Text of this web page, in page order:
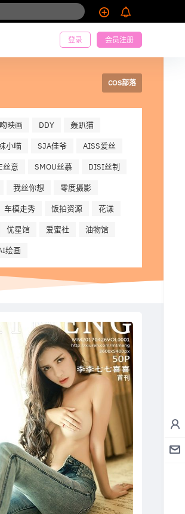
登录 会员注册
COS部落
映画 DDY 轰趴猫
小喵 SJA佳爷 AISS爱丝
丝意 SMOU丝慕 DISI丝制
我丝你想 零度摄影
车模走秀 饭拍资源 花漾
优星馆 爱蜜社 油物馆
绘画